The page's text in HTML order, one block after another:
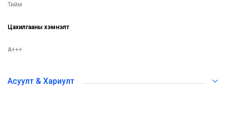
Тийм
Цахилгааны хэмнэлт
A+++
Асуулт & Хариулт